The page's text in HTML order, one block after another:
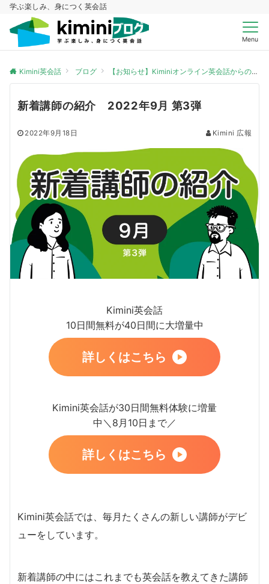
学ぶ楽しみ、身につく英会話
Menu
Kimini英会話 ブログ 【お知らせ】Kiminiオンライン英会話からのお知らせ
新着講師の紹介 2022年9月 第3弾
2022年9月18日 Kimini 広報
Kimini英会話
10日間無料が40日間に大増量中
詳しくはこちら
Kimini英会話が30日間無料体験に増量
中＼8月10日まで／
詳しくはこちら
Kimini英会話では、毎月たくさんの新しい講師がデビ
ューをしています。
新着講師の中にはこれまでも英会話を教えてきた講師